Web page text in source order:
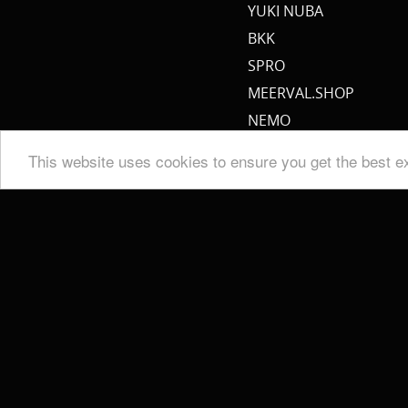
This website uses cookies to ensure you get the best
YUKI NUBA
BKK
SPRO
MEERVAL.SHOP
NEMO
JENZI/ SILURO